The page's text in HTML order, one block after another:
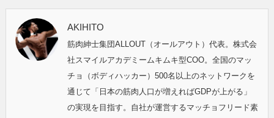
AKIHITO
筋肉紳士集団ALLOUT（オールアウト）代表。株式会
社スマイルアカデミームキムキ型COO。全国のマッ
チョ（ボディハッカー）500名以上のネットワークを
通じて「日本の筋肉人口が増えればGDPが上がる」
の実現を目指す。自社が運営するマッチョフリード素